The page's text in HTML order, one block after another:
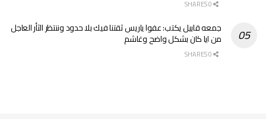
جمعه قابيل يكتب: عفوا ياريس ثقتنا فيك بلا حدود وننتظر الثأر العاجل
من ايا كان بشكل واضح وغاشم